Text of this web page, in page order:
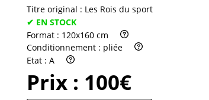
Titre original : Les Rois du sport
✔ EN STOCK
Format : 120x160 cm
Conditionnement : pliée
Etat : A
Prix : 100€